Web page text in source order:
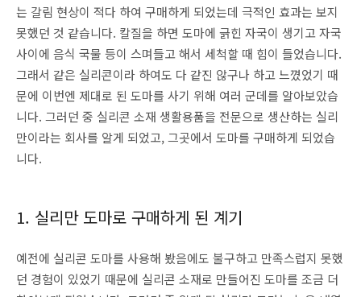
는 갈림 현상이 적다 하여 구매하게 되었는데 극적인 효과는 보지
못했던 것 같습니다. 칼질을 하면 도마에 긁힌 자국이 생기고 자국
사이에 음식 국물 등이 스며들고 해서 세척할 때 힘이 들었습니다.
그래서 같은 실리콘이라 하여도 다 같진 않구나 하고 느꼈었기 때
문에 이번엔 제대로 된 도마를 사기 위해 여러 군데를 알아보았습
니다. 그러던 중 실리콘 소재 생활용품을 전문으로 생산하는 실리
만이라는 회사를 알게 되었고, 그곳에서 도마를 구매하게 되었습
니다.
1. 실리만 도마로 구매하게 된 계기
예전에 실리콘 도마를 사용해 봤음에도 불구하고 만족스럽지 못했
던 경험이 있었기 때문에 실리콘 소재로 만들어진 도마를 조금 더